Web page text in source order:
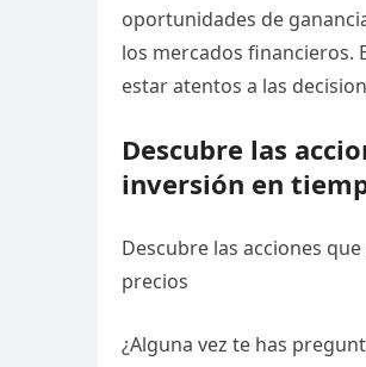
oportunidades de
los mercados financieros.
estar atentos a las
Descubre las
inversión en
Descubre las acciones
precios
¿Alguna vez te has